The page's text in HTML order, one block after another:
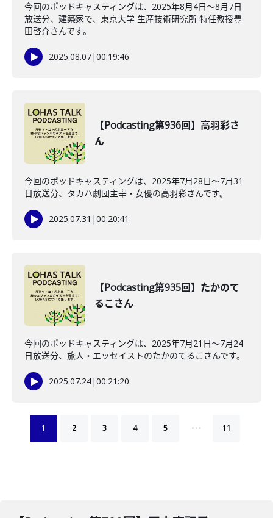
今回のポッドキャスティングは、2025年8月4日〜8月7日
放送分、建築家で、東京大学 生産技術研究所 特任教授豊
田啓介さんです。
2025.08.07|00:19:46
【Podcasting第936回】高羽彩さ
ん
今回のポッドキャスティングは、2025年7月28日〜7月31
日放送分、タカハ劇団主宰・女優の高羽彩さんです。
2025.07.31 |00:20:41
【Podcasting第935回】たかのて
るこさん
今回のポッドキャスティングは、2025年7月21日〜7月24
日放送分、旅人・エッセイストのたかのてるこさんです。
2025.07.24|00:21:20
1 2 3 4 5 … 11